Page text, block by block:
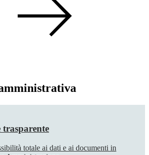
totale ai dati e ai documenti in